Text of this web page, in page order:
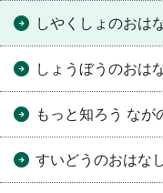
しやくしょのおは
しょうぼうのおは
もっと知ろう なが
すいどうのおはな